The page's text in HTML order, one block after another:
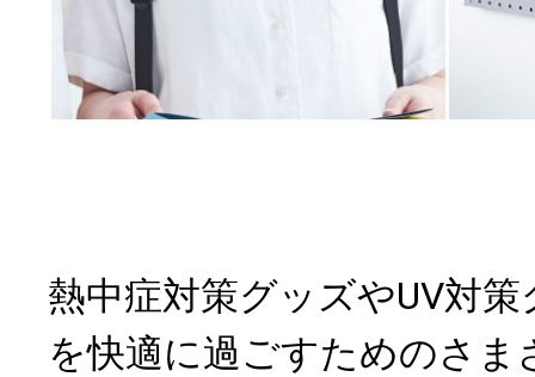
熱中症対策グッズやUV対
を快適に過ごすためのさ